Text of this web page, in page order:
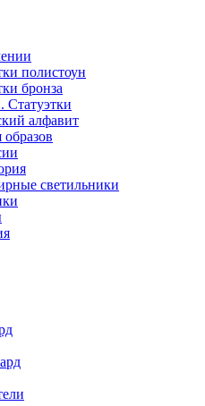
полистоун
бронза
Статуэтки
алфавит
образов
светильники